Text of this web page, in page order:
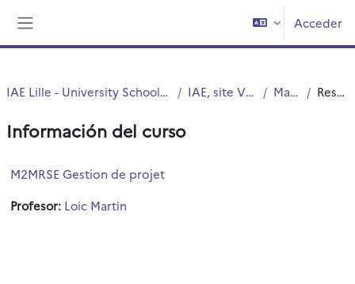
Acceder
IAE Lille - University School of Management IAE, site Vieux Lille Master2 Resumen
Información del curso
M2MRSE Gestion de projet
Profesor: Loic Martin